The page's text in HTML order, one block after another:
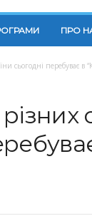
ПРО
сьогодні перебуває в